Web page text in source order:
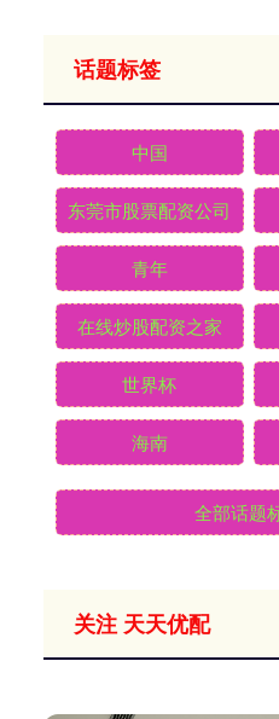
话题标签
中国
东莞市股票配资公司
青年
在线炒股配资之家
世界杯
海南
全部话题
关注 天天优配